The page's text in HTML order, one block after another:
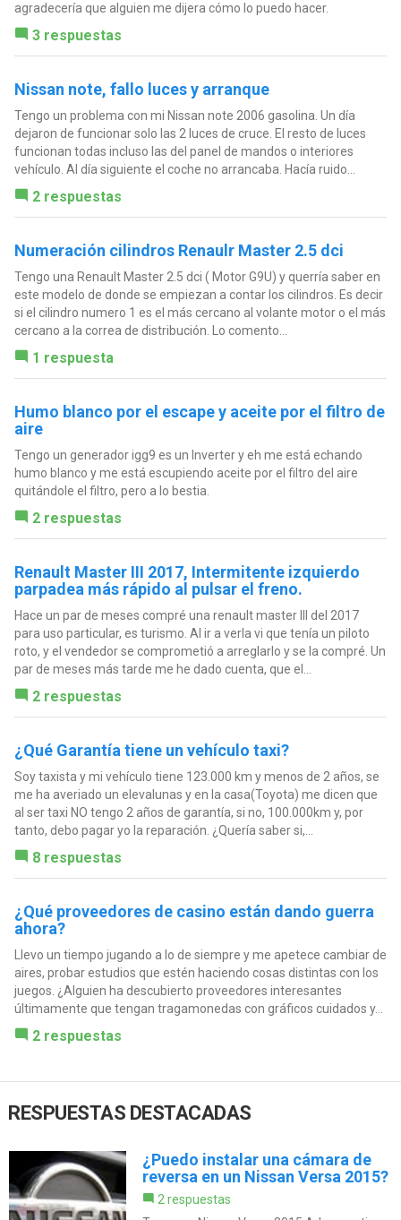
agradecería que alguien me dijera cómo lo puedo hacer.
3 respuestas
Nissan note, fallo luces y arranque
Tengo un problema con mi Nissan note 2006 gasolina. Un día
dejaron de funcionar solo las 2 luces de cruce. El resto de luces
funcionan todas incluso las del panel de mandos o interiores
vehículo. Al día siguiente el coche no arrancaba. Hacía ruido...
2 respuestas
Numeración cilindros Renaulr Master 2.5 dci
Tengo una Renault Master 2.5 dci ( Motor G9U) y querría saber en
este modelo de donde se empiezan a contar los cilindros. Es decir
si el cilindro numero 1 es el más cercano al volante motor o el más
cercano a la correa de distribución. Lo comento...
1 respuesta
Humo blanco por el escape y aceite por el filtro de
aire
Tengo un generador igg9 es un Inverter y eh me está echando
humo blanco y me está escupiendo aceite por el filtro del aire
quitándole el filtro, pero a lo bestia.
2 respuestas
Renault Master III 2017, Intermitente izquierdo
parpadea más rápido al pulsar el freno.
Hace un par de meses compré una renault master III del 2017
para uso particular, es turismo. Al ir a verla vi que tenía un piloto
roto, y el vendedor se comprometió a arreglarlo y se la compré. Un
par de meses más tarde me he dado cuenta, que el...
2 respuestas
¿Qué Garantía tiene un vehículo taxi?
Soy taxista y mi vehículo tiene 123.000 km y menos de 2 años, se
me ha averiado un elevalunas y en la casa(Toyota) me dicen que
al ser taxi NO tengo 2 años de garantía, si no, 100.000km y, por
tanto, debo pagar yo la reparación. ¿Quería saber si,...
8 respuestas
¿Qué proveedores de casino están dando guerra
ahora?
Llevo un tiempo jugando a lo de siempre y me apetece cambiar de
aires, probar estudios que estén haciendo cosas distintas con los
juegos. ¿Alguien ha descubierto proveedores interesantes
últimamente que tengan tragamonedas con gráficos cuidados y...
2 respuestas
RESPUESTAS DESTACADAS
¿Puedo instalar una cámara de
reversa en un Nissan Versa 2015?
2 respuestas